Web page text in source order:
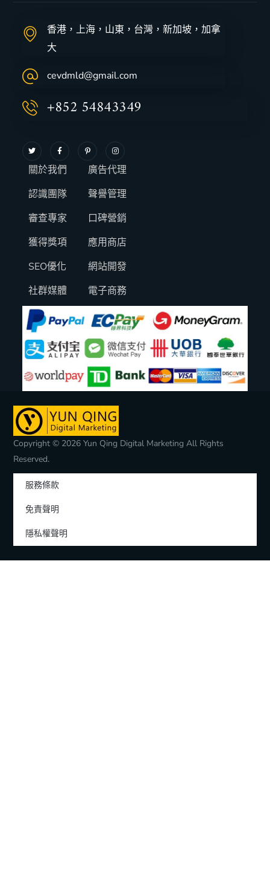
香港，上海，山東，台灣，新加坡，加拿
大
cevdmld@gmail.com
+852 54843349
關於我們
認識團隊
審查專家
獲得獎項
SEO優化
社群媒體
廣告代理
聲譽管理
口碑營銷
應用商店
網站開發
電子商務
Copyright © 2026 Yun Qing Digital Marketing All Rights
Reserved.
服務條款
免責聲明
隱私權聲明